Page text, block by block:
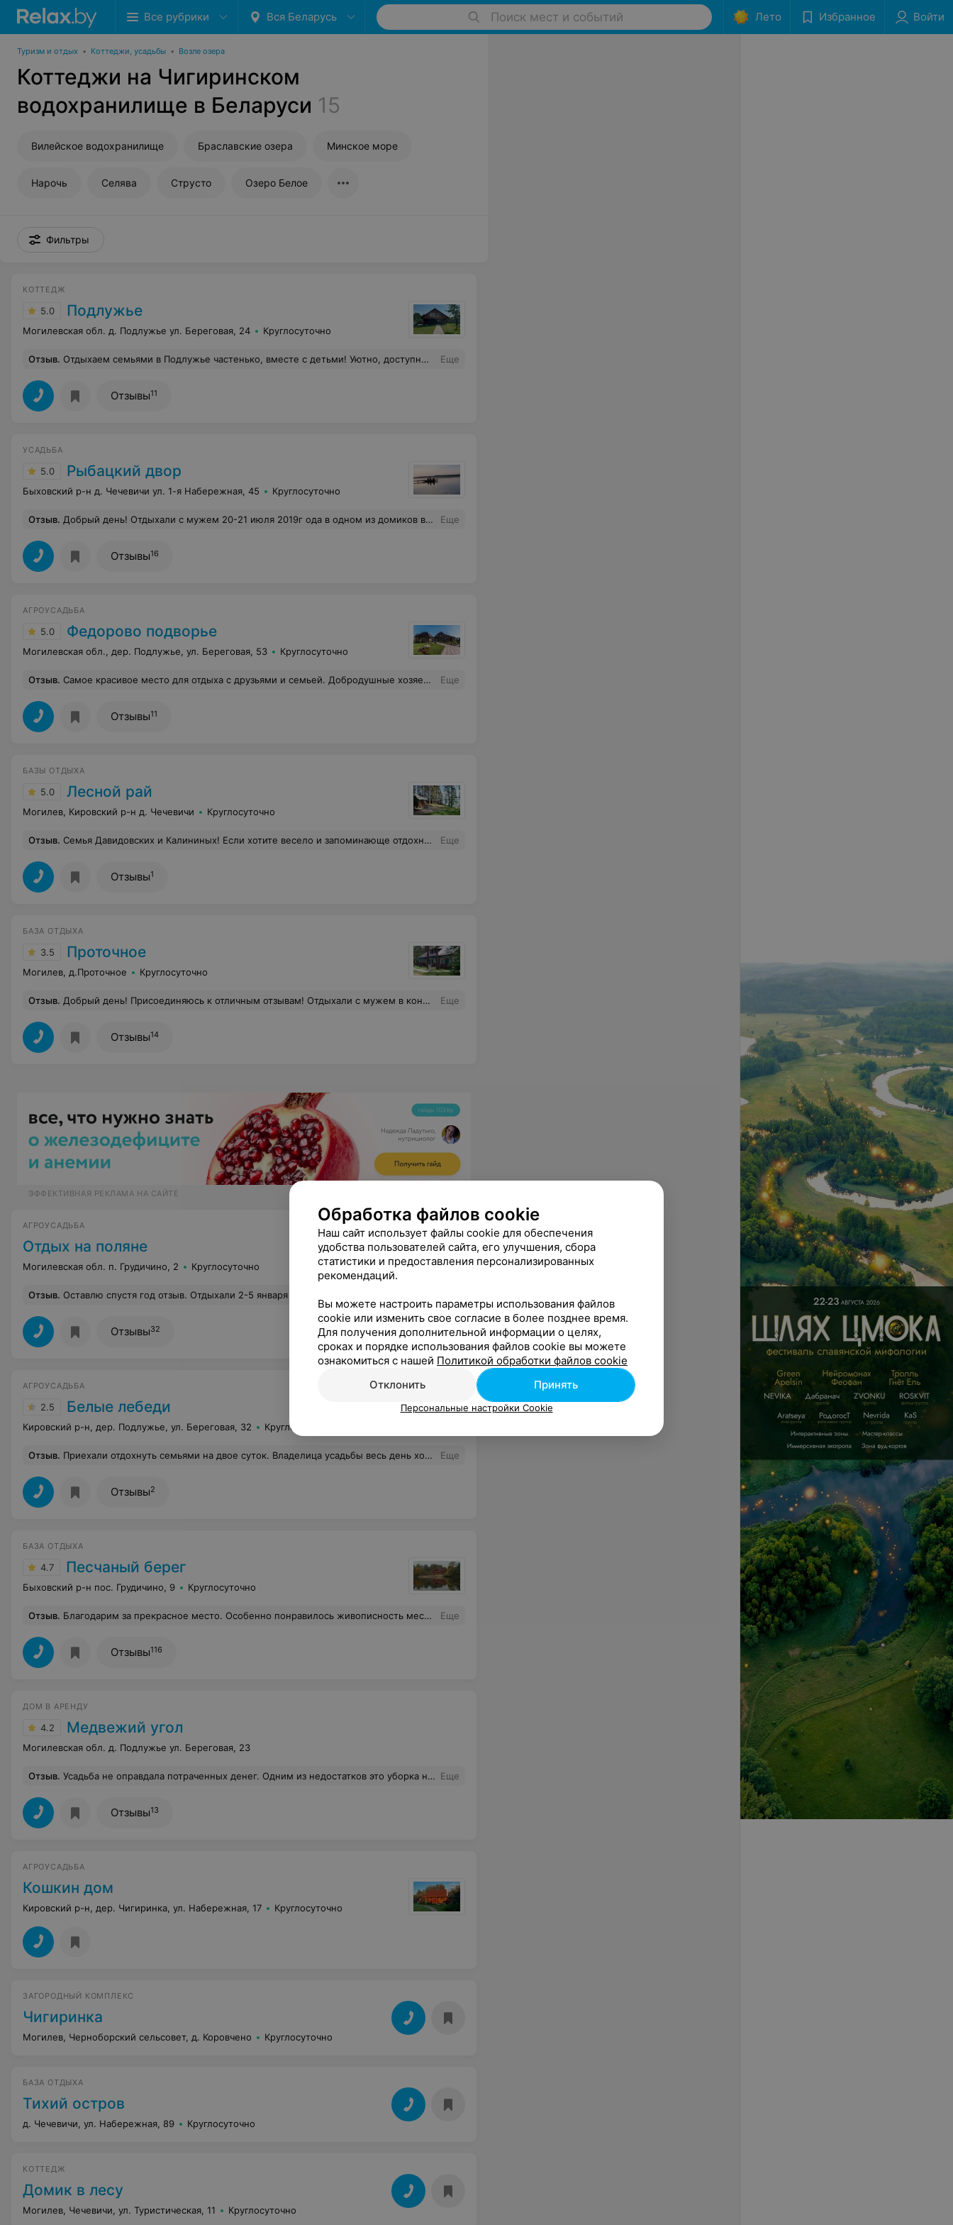
Все рубрики Вся Беларусь Поиск мест и событий Лето Избранное Войти
Туризм и отдых • Коттеджи, усадьбы • Возле озера
Коттеджи на Чигиринском
водохранилище в Беларуси 15
Вилейское водохранилище Браславские озера Минское море
Нарочь Селява Струсто Озеро Белое
Фильтры
КОТТЕДЖ
5.0 Подлужье
Могилевская обл. д. Подлужье ул. Береговая, 24 Круглосуточно
Отзыв. Отдыхаем семьями в Подлужье частенько, вместе с детьми! Уютно, доступные цены, местоположение хорошее, раздолье-достойный отдых, подальше от городского шума. Все удобства имеются, нам нравится, даже уезжать каждый раз не хочется! Еще
Отзывы11
УСАДЬБА
5.0 Рыбацкий двор
Быховский р-н д. Чечевичи ул. 1-я Набережная, 45 Круглосуточно
Отзыв. Добрый день! Отдыхали с мужем 20-21 июля 2019г ода в одном из домиков в усадьбе «Рыбацкий двор». Сказать,что мы остались довольны,ничего не сказать! Дом чистый ,аккуратный,постельное белье свежее,в доме все убрано! Мангал,лодка -бесплатно ! Пользовались услугами бани-нет слов,баня шикарная! Пользовались услугами хозяина (муж словил леща и мы попросили сварить нам уху)!Хозяин не только сварил нам уху,но и поджарил рыбку!Такой жареной речной рыбы и ухи мы не ели никогда!Это было нереально вкусно! Удивляет радушие хозяина :приветлив,любую просьбу выполняет с улыбкой на лице,делится дельными советами , интересный собеседник и просто очень хороший человек! Спасибо Вам большое,что мы чувствовали себя как дома ! Еще
Отзывы16
АГРОУСАДЬБА
5.0 Федорово подворье
Могилевская обл., дер. Подлужье, ул. Береговая, 53 Круглосуточно
Отзыв. Самое красивое место для отдыха с друзьями и семьей. Добродушные хозяева встретили, накормили да еще и баньку вытопили). Мы этот отдых будем долго вспоминать. Проснуться утром в таком живописном месте подальше от города, шума и суеты -это просто мечта. Спасибо огромное за такой теплый прием) Обязательно туда вернемся. Приезжайте, не пожалеете)) Еще
Отзывы11
БАЗЫ ОТДЫХА
5.0 Лесной рай
Могилев, Кировский р-н д. Чечевичи Круглосуточно
Отзыв. Семья Давидовских и Калининых! Если хотите весело и запоминающе отдохнуть, то база отдыха "Лесной рай" как раз для вас. Атмосфера дискотеки на свежем воздухе была на протяжении всего недельного отдыха, так что кто мечтает о спокойствии и тишине, лучше остаться дома Еще
Отзывы1
БАЗА ОТДЫХА
3.5 Проточное
Могилев, д.Проточное Круглосуточно
Отзыв. Добрый день! Присоединяюсь к отличным отзывам! Отдыхали с мужем в конце сентября 2017г Ещё застали грибы. Сделали запасы на зиму. Рыбалка тоже удалась. Природа - чудо, воздух чистейший. Олег очень заботливый хозяин. Спасибо. Ждем следующего отпуска. Еще
Отзывы14
ЭФФЕКТИВНАЯ РЕКЛАМА НА САЙТЕ
АГРОУСАДЬБА
Отдых на поляне
Могилевская обл. п. Грудичино, 2 Круглосуточно
Отзыв. Оставлю спустя год отзыв. Отдыхали 2-5 января 2015 года. Очень душевненькой компанией 8 человек. Нам ни кто не мешал. На территории кроме нас не было ни кого. Очень понравился свежей воздух, наш участок, баня, домик. Было чистенько, посуда все что нужно было необходимо. В доме тепло, постельное белье было чистое, большие удобные кровати. .Там была очень приятная и очень отзывчивая управляющая-администратор (имя забыла...) Огромное спасибо.
Отзывы32
АГРОУСАДЬБА
2.5 Белые лебеди
Кировский р-н, дер. Подлужье, ул. Береговая, 32 Круглосуточно
Отзыв. Приехали отдохнуть семьями на двое суток. Владелица усадьбы весь день ходила к нам, учила жизни, как воспитывать детей и вообще делала, что хотела. До ночи сидела за нашим столом, нагло подкатывала к мужьям и всем своим видом демонстрировала, что она тут главная. Среди ночи устроила скандал, выгоняла из дома и т.д., цирк продолжался до утра. Никто спать так и не лёг. Дети перепуганы, родители без настроения. Утром заявилась без приглашения, сама себе налила) Я вежливо объяснила, что мы хотели бы отдохнуть семьями, как и приехали, без посторонних. В ответ услышала, что здесь всё её, она хозяйка и т.д. Дальше она перешла на оскорбления, затем последовали угрозы. Естественно, двое суток никто там сидеть не захотел, собрали вещи и поехали домой. На прощание тоже выслушали оскорбления и "пожелания"... Отдых испорчен, нервы тоже. Поставила бы -5, но такой оценки нет. Вот уж действительно "незабываемый" отдых. Еще
Отзывы2
БАЗА ОТДЫХА
4.7 Песчаный берег
Быховский р-н пос. Грудичино, 9 Круглосуточно
Отзыв. Благодарим за прекрасное место. Особенно понравилось живописность места, вежливый персонал, уютный домик. Отдохнули очень хорошо, сходил в баньку. Планируем приехать ещё. Еще
Отзывы116
ДОМ В АРЕНДУ
4.2 Медвежий угол
Могилевская обл. д. Подлужье ул. Береговая, 23
Отзыв. Усадьба не оправдала потраченных денег. Одним из недостатков это уборка на скорую руку. Повсюду паутина, пыль, грязь, постельное белье очень напоминает что его не меняли от прежних отдыхающих. Нет ощущения свежести. В душе сток загрязнен. Замечен шланг с канализационного люка спущенный в воду на пирсе. И все это мероприятие производилось в вечернее время. Так что стоит задуматься в чем мы купаемся... Смотрящих за домом меняют как перчатки. Радует отличная баня и живописная природа. Если бы хозяева больше уделяли времени своему дому и влаживали немного больше средств, ситуация была бы иная. Приезжать в данную усадьбу решать только Вам!! Еще
Отзывы13
АГРОУСАДЬБА
Кошкин дом
Кировский р-н, дер. Чигиринка, ул. Набережная, 17 Круглосуточно
ЗАГОРОДНЫЙ КОМПЛЕКС
Чигиринка
Могилев, Черноборский сельсовет, д. Коровчено Круглосуточно
БАЗА ОТДЫХА
Тихий остров
д. Чечевичи, ул. Набережная, 89 Круглосуточно
КОТТЕДЖ
Домик в лесу
Могилев, Чечевичи, ул. Туристическая, 11 Круглосуточно
Обработка файлов cookie
Наш сайт использует файлы cookie для обеспечения
удобства пользователей сайта, его улучшения, сбора
статистики и предоставления персонализированных
рекомендаций.
Вы можете настроить параметры использования файлов
cookie или изменить свое согласие в более позднее время.
Для получения дополнительной информации о целях,
сроках и порядке использования файлов cookie вы можете
ознакомиться с нашей Политикой обработки файлов cookie
Отклонить
Принять
Персональные настройки Cookie